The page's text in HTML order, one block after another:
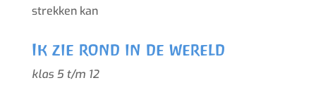
strekken kan
Ik zie rond in de wereld
klas 5 t/m 12